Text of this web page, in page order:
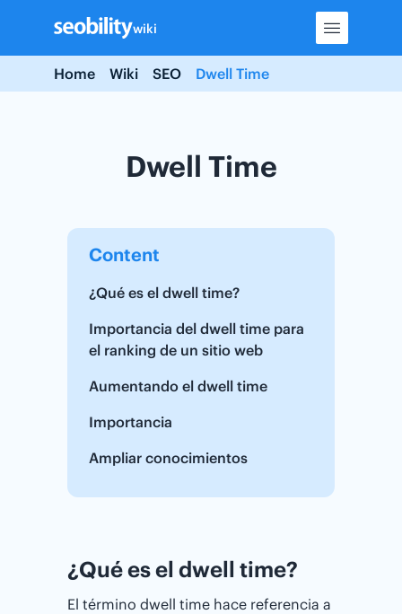
content
wiki
Home Wiki SEO Dwell Time
Dwell Time
Content
¿Qué es el dwell time?
Importancia del dwell time para
el ranking de un sitio web
Aumentando el dwell time
Importancia
Ampliar conocimientos
¿Qué es el dwell time?
El término dwell time hace referencia a